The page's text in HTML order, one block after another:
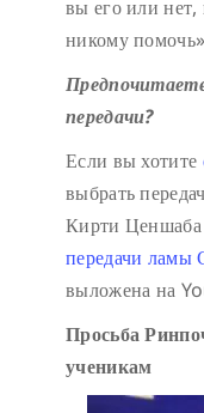
вы его или нет,
никому
передачи?
Если вы хотите
выбрать
Кирти
передачи
выложена на
Просьба
ученикам